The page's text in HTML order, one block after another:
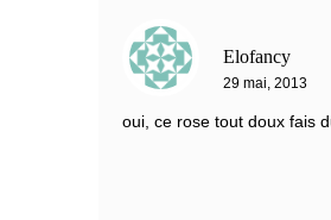
Elofancy
29 mai, 2013
oui, ce rose tout doux fais